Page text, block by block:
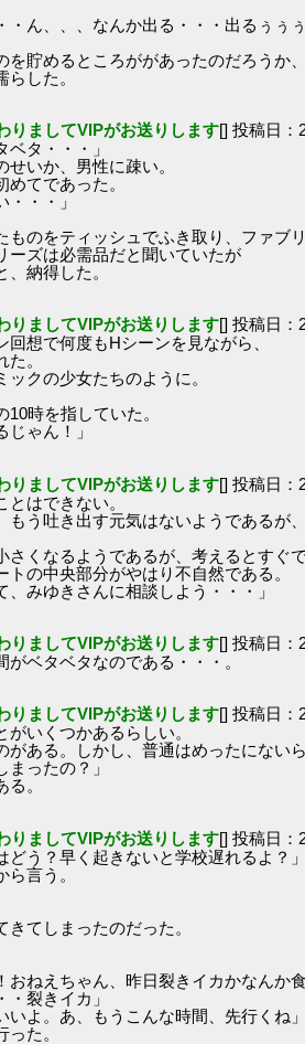
・ん、、、なんか出る・・・出るぅぅ
を貯めるところががあったのだろうか
した。
りましてVIPがお送りします[] 投稿日：
ベタ・・・」
いか、男性に疎い。
てであった。
・・・」
ものをティッシュでふき取り、ファブ
ーズは必需品だと聞いていたが
納得した。
りましてVIPがお送りします[] 投稿日：
想で何度もHシーンを見ながら、
。
クの少女たちのように。
時を指していた。
じゃん！」
りましてVIPがお送りします[] 投稿日：
はできない。
う吐き出す元気はないようであるが、
さくなるようであるが、考えるとすぐで
の中央部分がやはり不自然である。
、みゆきさんに相談しよう・・・」
りましてVIPがお送りします[] 投稿日：
ベタベタなのである・・・。
りましてVIPがお送りします[] 投稿日：
いくつかあるらしい。
がある。しかし、普通はめったにないら
まったの？」
。
りましてVIPがお送りします[] 投稿日：
どう？早く起きないと学校遅れるよ？」
言う。
てしまったのだった。
おねえちゃん、昨日裂きイカかなんか食
・裂きイカ」
いよ。あ、もうこんな時間、先行くね」
た。